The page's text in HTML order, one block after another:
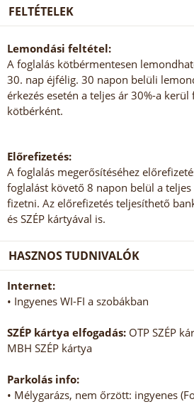
FELTÉTELEK
Lemondási feltétel:
A foglalás kötbérmentesen
30. nap éjfélig. 30 napon belüli
érkezés esetén a teljes ár 30%-a kerül
kötbérként.
Előrefizetés:
A foglalás megerősítéséhez
foglalást követő 8 napon belül a teljes
fizetni. Az előrefizetés teljesíthető
és SZÉP kártyával is.
HASZNOS TUDNIVALÓK
Internet:
• Ingyenes WI-FI a szobákban
SZÉP kártya elfogadás: OTP SZÉP
MBH SZÉP kártya
Parkolás info:
• Mélygarázs, nem őrzött: ingyenes